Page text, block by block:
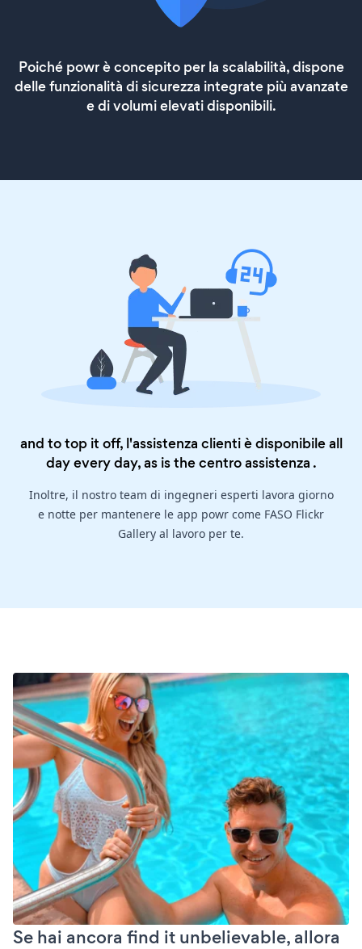
Poiché powr è concepito per la scalabilità, dispone
delle funzionalità di sicurezza integrate più avanzate
e di volumi elevati disponibili.
and to top it off, l'assistenza clienti è disponibile all
day every day, as is thecentro assistenza .
Inoltre, il nostro team di ingegneri esperti lavora giorno
e notte per mantenere le app powr come FASO Flickr
Gallery al lavoro per te.
Se hai ancora find it unbelievable, allora